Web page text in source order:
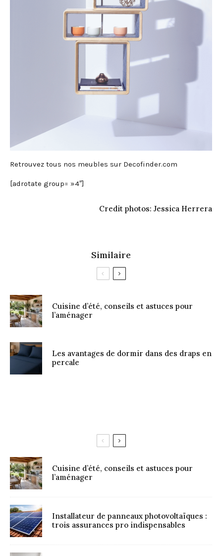
Retrouvez tous nos meubles sur Decofinder.com
[adrotate group= »4″]
Credit photos: Jessica Herrera
Similaire
Cuisine d’été, conseils et astuces pour
l’aménager
Les avantages de dormir dans des draps en
percale
Cuisine d’été, conseils et astuces pour
l’aménager
Installateur de panneaux photovoltaïques :
trois assurances pro indispensables